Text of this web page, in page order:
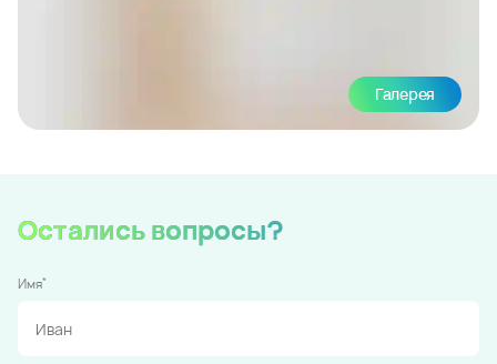
Галерея
Остались вопросы?
Имя*